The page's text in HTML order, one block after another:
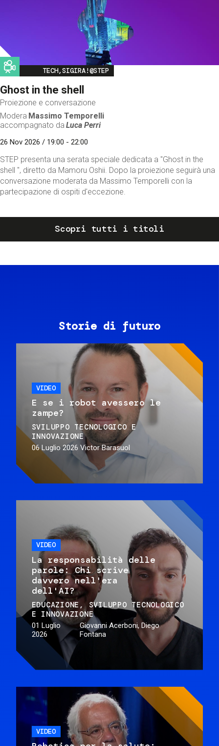
Image
TECH,SIGIRA!@STEP
Ghost in the shell
Proiezione e conversazione
Modera Massimo Temporelli
accompagnato da Luca Perri
26 Nov 2026 / 19:00 - 22:00
STEP presenta una serata speciale dedicata a "Ghost in the
shell ", diretto da Mamoru Oshii. Dopo la proiezione seguirà una
conversazione moderata da Massimo Temporelli con la
partecipazione di ospiti d'eccezione.
Scopri tutti i titoli
Storie di futuro
VIDEO
E se i robot avessero le
zampe?
SVILUPPO TECNOLOGICO E
INNOVAZIONE
06 Luglio 2026 Victor Barasuol
VIDEO
La responsabilità delle
parole: Chi scrive
davvero nell'era
dell'AI?
EDUCAZIONE
SVILUPPO TECNOLOGICO
E INNOVAZIONE
01 Luglio
2026
Giovanni Acerboni, Diego
Fontana
VIDEO